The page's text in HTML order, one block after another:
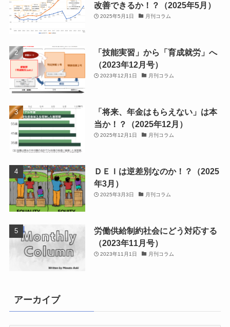
改善できるか！？（2025年5月）
2025年5月1日 月刊コラム
「技能実習」から「育成就労」へ
（2023年12月号）
2023年12月1日 月刊コラム
「将来、年金はもらえない」は本
当か！？（2025年12月）
2025年12月1日 月刊コラム
ＤＥＩは逆差別なのか！？（2025
年3月）
2025年3月3日 月刊コラム
労働供給制約社会にどう対応する
（2023年11月号）
2023年11月1日 月刊コラム
アーカイブ